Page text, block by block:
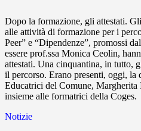
Dopo la formazione, gli attestati.
alle attività di formazione per i
Peer” e “Dipendenze”, promossi
essere prof.ssa Monica Ceolin,
attestati. Una cinquantina, in tutto,
il percorso. Erano presenti, oggi,
Educatrici del Comune,
insieme alle formatrici della Coges.
Notizie